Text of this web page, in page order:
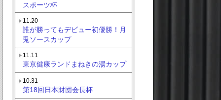
スポーツ杯
11.20
誰が勝ってもデビュー初優勝！月
兎ソースカップ
11.11
東京健康ランドまねきの湯カップ
10.31
第18回日本財団会長杯